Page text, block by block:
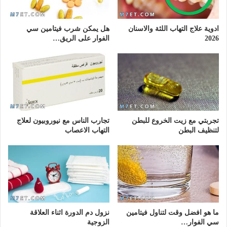
ادوية علاج التهاب اللثة والاسنان
2026
هل يمكن شرب فيتامين سي
الفوار على الريق…
تجربتي مع زيت الخروع للبطن
لتنظيف البطن
تجارب الناس مع نيوروبيون لعلاج
التهاب الاعصاب
ما هو افضل وقت لتناول فيتامين
سي الفوار…
نزول دم الدورة اثناء العلاقة
الزوجية